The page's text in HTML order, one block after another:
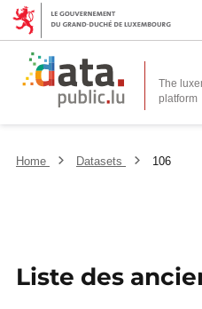
The
platform
Home Datasets 106
Liste des